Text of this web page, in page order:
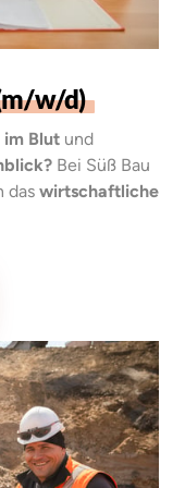
w/d)
im Blut und
Bei Süß Bau
das wirtschaftliche